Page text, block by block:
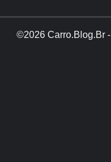
©2026 Carro.Blog.Br -